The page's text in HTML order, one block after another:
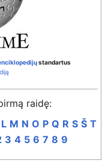
standartus
raidę:
L M N O P Q R S Š T
3 4 5 6 7 8 9